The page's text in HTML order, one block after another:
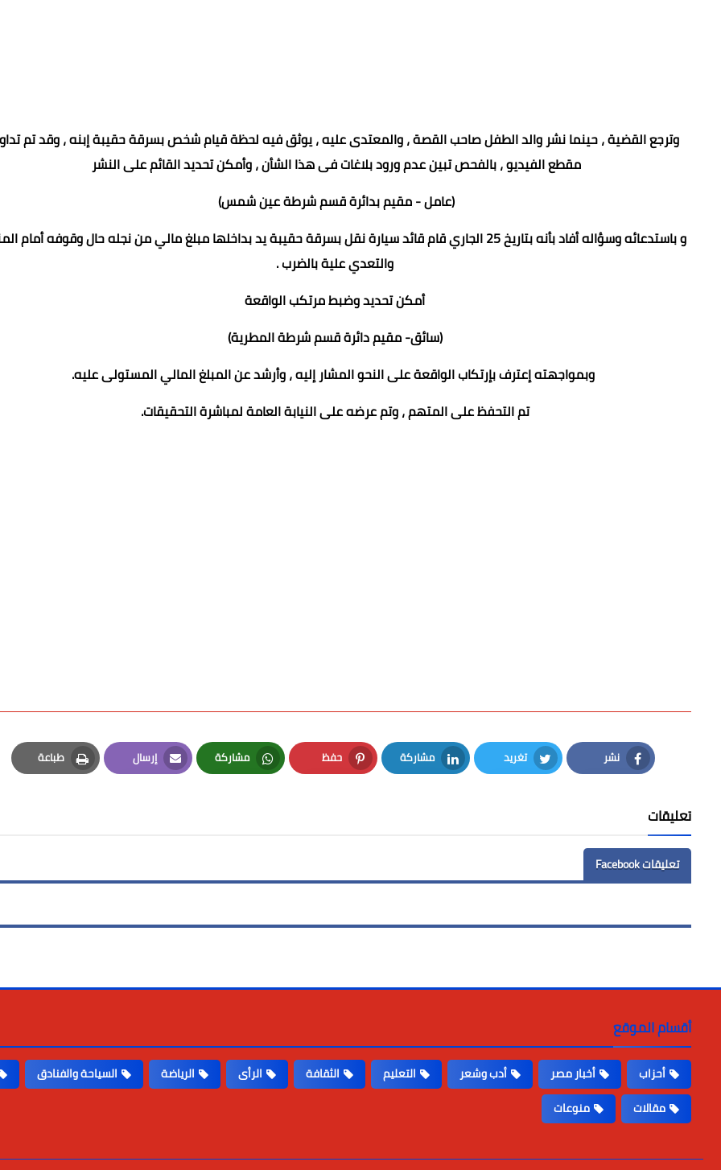
وترجع القضية ، حينما نشر والد الطفل صاحب القصة ، والمعتدى عليه ، يوثق فيه لحظة قيام شخص بسرقة حقيبة إبنه ، وقد تم
مقطع الفيديو ، بالفحص تبين عدم ورود بلاغات فى هذا الشأن ، وأمكن تحديد القائم على النشر
(عامل - مقيم بدائرة قسم شرطة عين شمس)
و باستدعائه وسؤاله أفاد بأنه بتاريخ 25 الجاري قام قائد سيارة نقل بسرقة حقيبة يد بداخلها مبلغ مالي من نجله حال وقوفه أمام
والتعدي علية بالضرب .
أمكن تحديد وضبط مرتكب الواقعة
(سائق- مقيم دائرة قسم شرطة المطرية)
وبمواجهته إعترف بإرتكاب الواقعة على النحو المشار إليه ، وأرشد عن المبلغ المالي المستولى عليه.
تم التحفظ على المتهم ، وتم عرضه على النيابة العامة لمباشرة التحقيقات.
نشر
Facebook
تغريد
Twitter
مشاركة
LinkedIn
حفظ
Pinterest
مشاركة
Whatsapp
إرسال
Email
طباعة
Print
تعليقات
تعليقات Facebook
أقسام الموقع
أحزاب أخبار مصر أدب وشعر التعليم الثقافة الرأى الرياضة السياحة والفنادق
مقالات
منوعات